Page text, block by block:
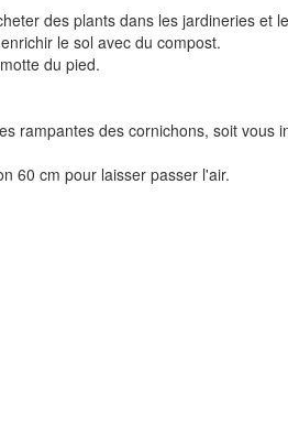
des plants dans les jardineries et
le sol avec du compost.
du pied.
rampantes des cornichons, soit vous
60 cm pour laisser passer l'air.